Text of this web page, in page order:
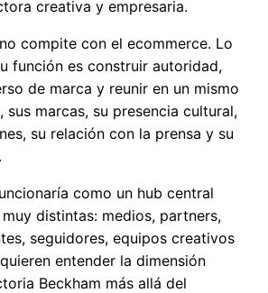
creativa y empresaria.
compite con el ecommerce. Lo
función es construir autoridad,
de marca y reunir en un mismo
sus marcas, su presencia cultural,
su relación con la prensa y su
como un hub central
distintas: medios, partners,
seguidores, equipos creativos
entender la dimensión
Beckham más allá del